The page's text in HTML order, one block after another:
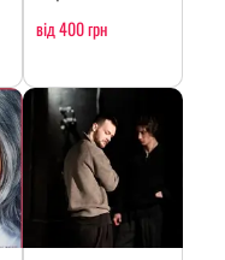
від 400 грн